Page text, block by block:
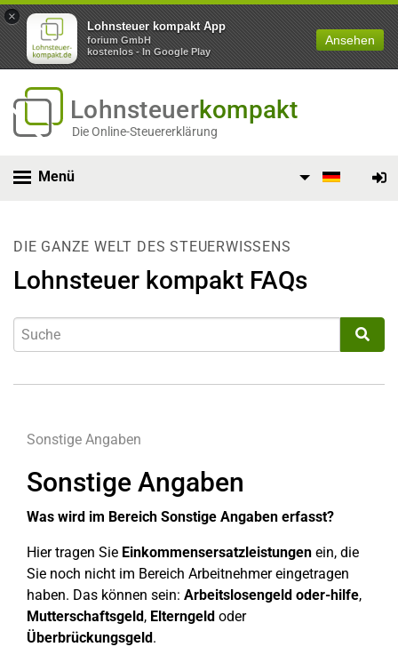
×
Lohnsteuer kompakt App
forium GmbH
kostenlos - In Google Play
Ansehen
Lohnsteuerkompakt
Die Online-Steuererklärung
Menü
DIE GANZE WELT DES STEUERWISSENS
Lohnsteuer kompakt FAQs
Sonstige Angaben
Sonstige Angaben
Was wird im Bereich Sonstige Angaben erfasst?
Hier tragen Sie Einkommensersatzleistungen ein, die
Sie noch nicht im Bereich Arbeitnehmer eingetragen
haben. Das können sein: Arbeitslosengeld oder-hilfe,
Mutterschaftsgeld, Elterngeld oder
Überbrückungsgeld.